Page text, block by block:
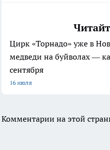
Цирк «Торнадо» уже в
медведи на буйволах —
сентября
16 июля
Комментарии на этой